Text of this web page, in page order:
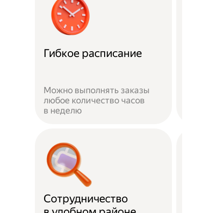
Гибкое расписание
Можно выполнять заказы
любое количество часов
в неделю
Сотрудничество